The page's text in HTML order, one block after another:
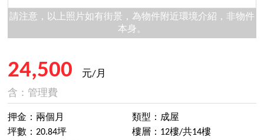
請注意，以上照片如有街景，為物件附近環境介紹，非物件
本身。
24,500
元/月
含：管理費
押金：兩個月
坪數：20.84坪
類型：成屋
樓層：12樓/共14樓